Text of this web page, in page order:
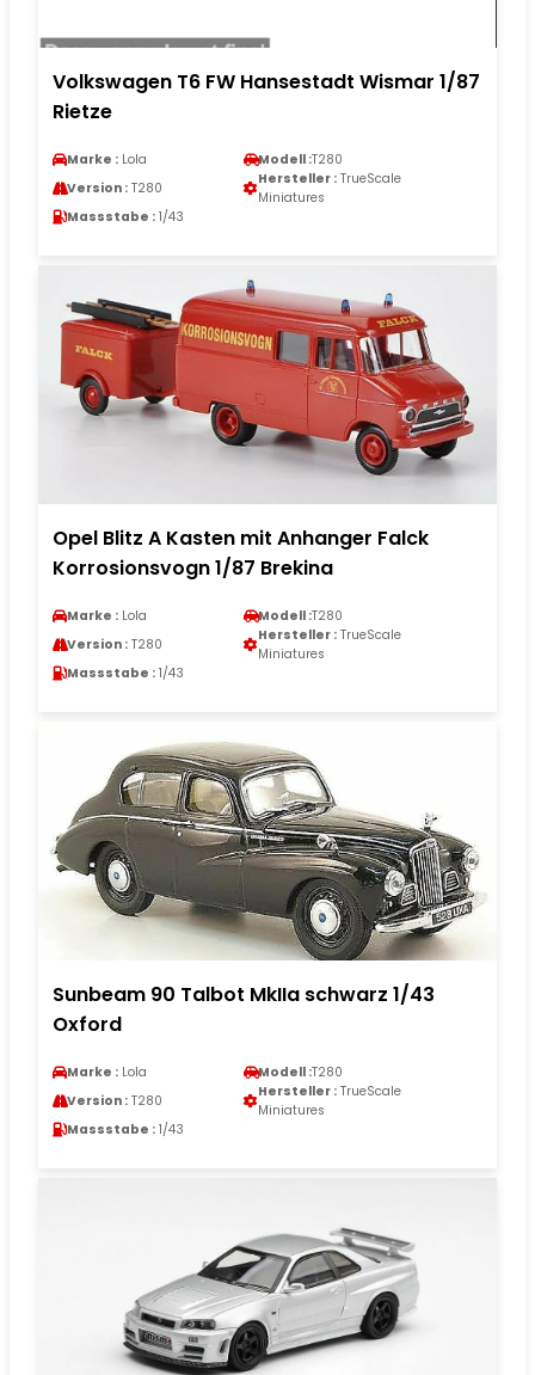
Volkswagen T6 FW Hansestadt Wismar 1/87
Rietze
Marke : Lola Modell :T280
Version : T280
Hersteller : TrueScale
Miniatures
Massstabe : 1/43
Opel Blitz A Kasten mit Anhanger Falck
Korrosionsvogn 1/87 Brekina
Marke : Lola Modell :T280
Version : T280
Hersteller : TrueScale
Miniatures
Massstabe : 1/43
Sunbeam 90 Talbot MkIIa schwarz 1/43
Oxford
Marke : Lola Modell :T280
Version : T280
Hersteller : TrueScale
Miniatures
Massstabe : 1/43